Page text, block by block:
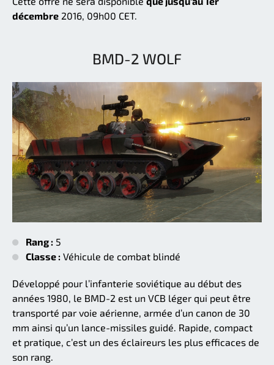
décembre 2016, 09h00 CET.
BMD-2 WOLF
Rang : 5
Classe : Véhicule de combat blindé
Développé pour l’infanterie soviétique au début des
années 1980, le BMD-2 est un VCB léger qui peut être
transporté par voie aérienne, armée d’un canon de 30
mm ainsi qu’un lance-missiles guidé. Rapide, compact
et pratique, c’est un des éclaireurs les plus efficaces de
son rang.